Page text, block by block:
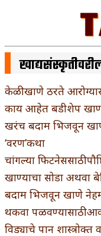
केळी खाणे ठरते
काय आहेत बडीशेप
खरंच बदाम भिजवून
‘वरण’कथा
चांगल्या फिटनेससाठी
खाण्याचा सोडा अथवा
बदाम भिजवून खाणे
थकवा पळवण्यासाठी
विड्याचे पान शास्त्रोक्त